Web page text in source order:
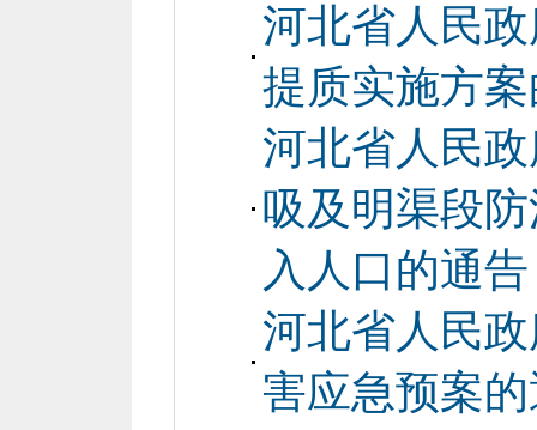
河北省人民
提质实施方
河北省人民
吸及明渠段
入人口的通告
河北省人民
害应急预案